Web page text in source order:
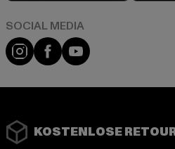
Instagram
FacebookYouTube
KOSTENLOSE